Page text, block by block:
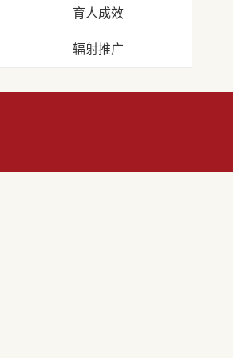
育人成效
辐射推广